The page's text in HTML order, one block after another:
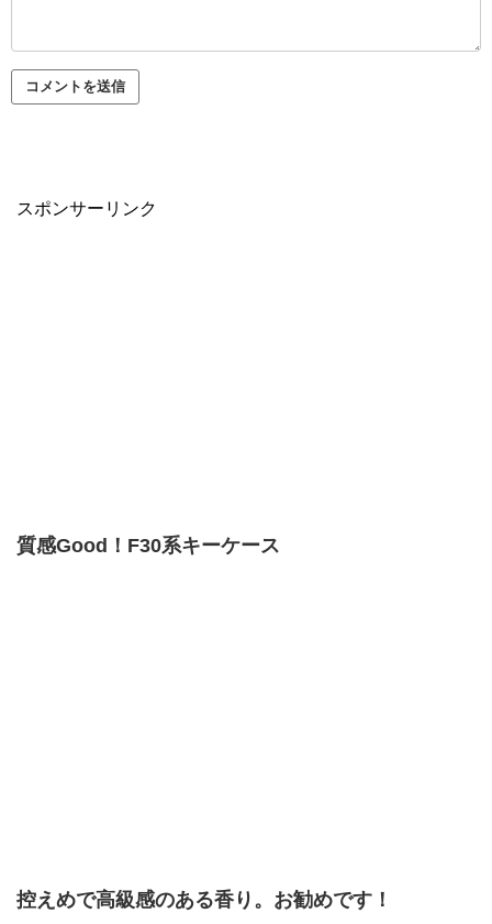
スポンサーリンク
質感Good！F30系キーケース
控えめで高級感のある香り。お勧めです！